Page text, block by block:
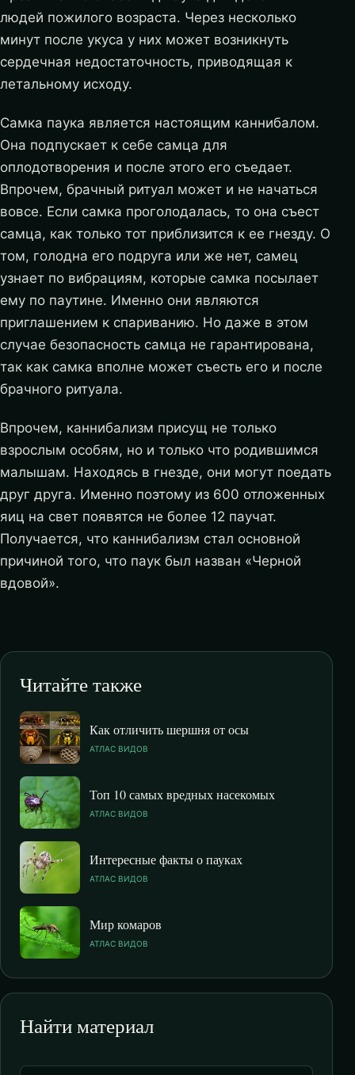
людей пожилого возраста. Через несколько
минут после укуса у них может возникнуть
сердечная недостаточность, приводящая к
летальному исходу.
Самка паука является настоящим каннибалом.
Она подпускает к себе самца для
оплодотворения и после этого его съедает.
Впрочем, брачный ритуал может и не начаться
вовсе. Если самка проголодалась, то она съест
самца, как только тот приблизится к ее гнезду. О
том, голодна его подруга или же нет, самец
узнает по вибрациям, которые самка посылает
ему по паутине. Именно они являются
приглашением к спариванию. Но даже в этом
случае безопасность самца не гарантирована,
так как самка вполне может съесть его и после
брачного ритуала.
Впрочем, каннибализм присущ не только
взрослым особям, но и только что родившимся
малышам. Находясь в гнезде, они могут поедать
друг друга. Именно поэтому из 600 отложенных
яиц на свет появятся не более 12 паучат.
Получается, что каннибализм стал основной
причиной того, что паук был назван «Черной
вдовой».
Читайте также
Как отличить шершня от осы
АТЛАС ВИДОВ
Топ 10 самых вредных насекомых
АТЛАС ВИДОВ
Интересные факты о пауках
АТЛАС ВИДОВ
Мир комаров
АТЛАС ВИДОВ
Найти материал